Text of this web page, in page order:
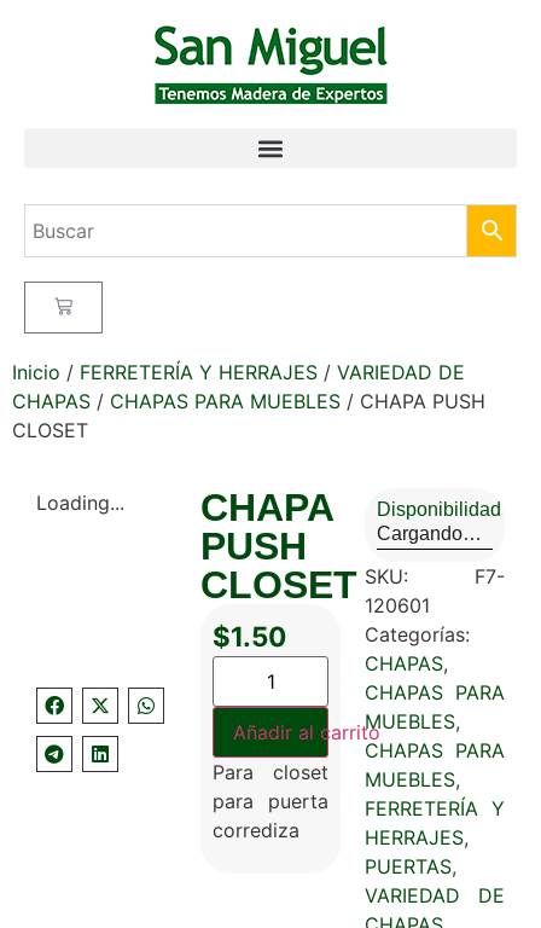
Inicio / FERRETERÍA Y HERRAJES / VARIEDAD DE
CHAPAS / CHAPAS PARA MUEBLES / CHAPA PUSH
CLOSET
Loading...
CHAPA
PUSH
CLOSET
$1.50
Añadir al carrito
Para closet
para puerta
corrediza
Disponibilidad
Cargando…
SKU: F7-
120601
Categorías:
CHAPAS,
CHAPAS PARA
MUEBLES,
CHAPAS PARA
MUEBLES,
FERRETERÍA Y
HERRAJES,
PUERTAS,
VARIEDAD DE